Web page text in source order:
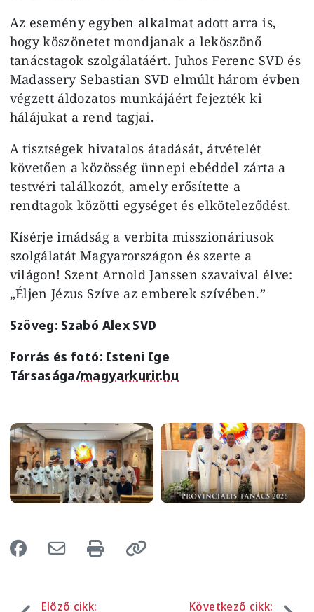
Az esemény egyben alkalmat adott arra is,
hogy köszönetet mondjanak a leköszönő
tanácstagok szolgálatáért. Juhos Ferenc SVD és
Madassery Sebastian SVD elmúlt három évben
végzett áldozatos munkájáért fejezték ki
hálájukat a rend tagjai.
A tisztségek hivatalos átadását, átvételét
követően a közösség ünnepi ebéddel zárta a
testvéri találkozót, amely erősítette a
rendtagok közötti egységet és elköteleződést.
Kísérje imádság a verbita misszionáriusok
szolgálatát Magyarországon és szerte a
világon! Szent Arnold Janssen szavaival élve:
„Éljen Jézus Szíve az emberek szívében.”
Szöveg: Szabó Alex SVD
Forrás és fotó: Isteni Ige
Társasága/magyarkurir.hu
Image Image
Előző cikk: Következő cikk: